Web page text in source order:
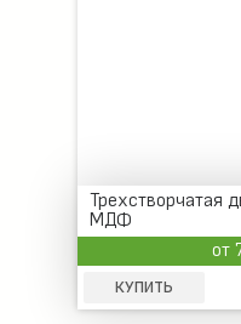
Трехстворчатая
МДФ
от
КУПИТЬ